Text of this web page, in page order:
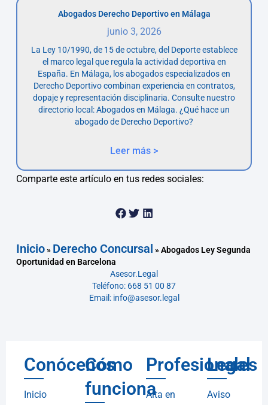
Abogados Derecho Deportivo en Málaga
junio 3, 2026
La Ley 10/1990, de 15 de octubre, del Deporte establece
el marco legal que regula la actividad deportiva en
España. En Málaga, los abogados especializados en
Derecho Deportivo combinan experiencia en contratos,
dopaje y representación disciplinaria. Consulte nuestro
directorio local: Abogados en Málaga. ¿Qué hace un
abogado de Derecho Deportivo?
Leer más >
Comparte este artículo en tus redes sociales:
Inicio» Derecho Concursal »Abogados Ley Segunda
Oportunidad en Barcelona
Asesor.Legal
Teléfono: 668 51 00 87
Email: info@asesor.legal
Conócenos
Inicio
Cómo
funciona
Profesionales
Alta en
Legal
Aviso